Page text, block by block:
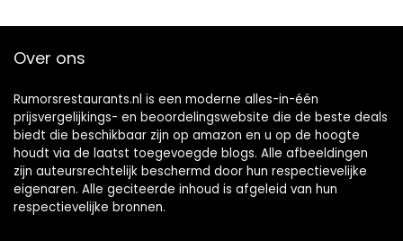
Over ons
Rumorsrestaurants.nl is een moderne alles-in-één
prijsvergelijkings- en beoordelingswebsite die de beste deals
biedt die beschikbaar zijn op amazon en u op de hoogte
houdt via de laatst toegevoegde blogs. Alle afbeeldingen
zijn auteursrechtelijk beschermd door hun respectievelijke
eigenaren. Alle geciteerde inhoud is afgeleid van hun
respectievelijke bronnen.